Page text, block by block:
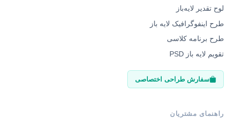
لوح تقدیر لایه‌باز
طرح اینفوگرافیک لایه باز
طرح برنامه کلاسی
تقویم لایه باز PSD
سفارش طراحی اختصاصی
راهنمای مشتریان